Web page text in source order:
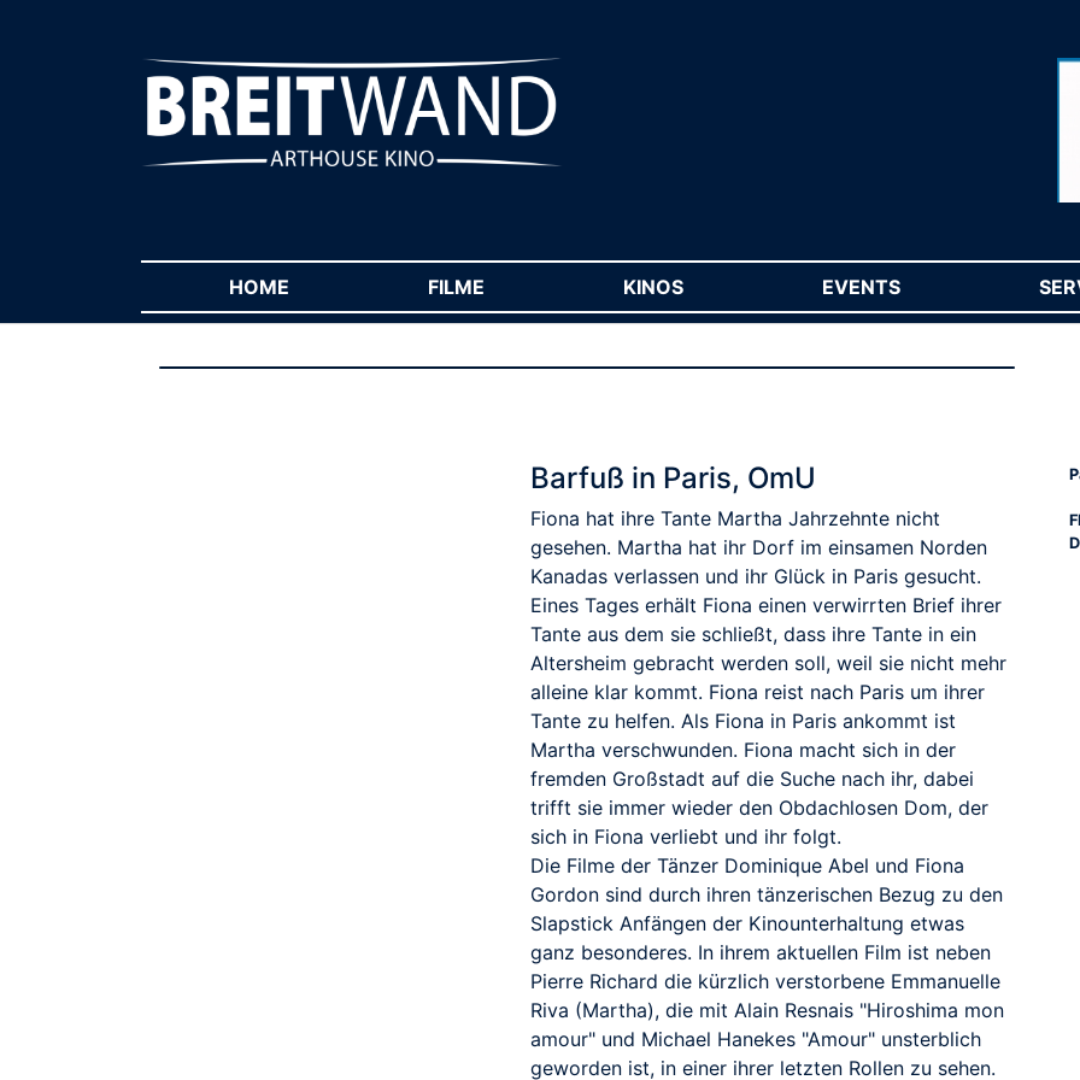
HOME FILME KINOS EVENTS
TRAILER
Barfuß in Paris, OmU
Fiona hat ihre Tante Martha Jahrzehnte nicht
gesehen. Martha hat ihr Dorf im einsamen Norden
Kanadas verlassen und ihr Glück in Paris gesucht.
Eines Tages erhält Fiona einen verwirrten Brief ihrer
Tante aus dem sie schließt, dass ihre Tante in ein
Altersheim gebracht werden soll, weil sie nicht mehr
alleine klar kommt. Fiona reist nach Paris um ihrer
Tante zu helfen. Als Fiona in Paris ankommt ist
Martha verschwunden. Fiona macht sich in der
fremden Großstadt auf die Suche nach ihr, dabei
trifft sie immer wieder den Obdachlosen Dom, der
sich in Fiona verliebt und ihr folgt.
Die Filme der Tänzer Dominique Abel und Fiona
Gordon sind durch ihren tänzerischen Bezug zu den
Slapstick Anfängen der Kinounterhaltung etwas
ganz besonderes. In ihrem aktuellen Film ist neben
Pierre Richard die kürzlich verstorbene Emmanuelle
Riva (Martha), die mit Alain Resnais "Hiroshima mon
amour" und Michael Hanekes "Amour" unsterblich
geworden ist, in einer ihrer letzten Rollen zu sehen.